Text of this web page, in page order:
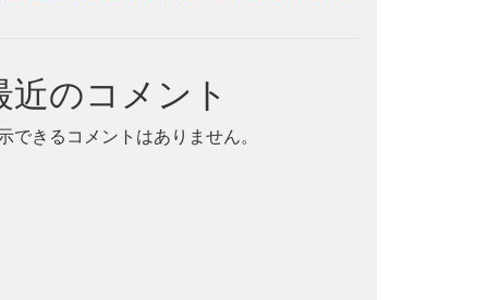
近のコメント
できるコメントはありません。